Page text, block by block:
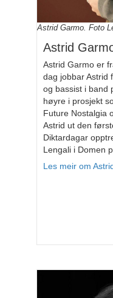
Astrid Garmo. Foto
Astrid
Astrid Garmo er
dag jobbar Astrid
og bassist i band
høyre i prosjekt
Future Nostalgia
Astrid ut den
Diktardagar
Lengali i Domen
Les meir om